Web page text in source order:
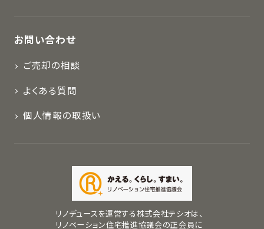
お問い合わせ
ご売却の相談
よくある質問
個人情報の取扱い
リノデュースを運営する株式会社テシオは、
リノベーション住宅推進協議会の正会員に